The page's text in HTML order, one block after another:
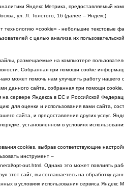
Яндекс Метрика, предоставляемый
ул. Л. Толстого, 16 (далее – Яндекс)
технологию «cookie» - небольшие текстовые
с целью анализа их пользовательской
размещаемые на компьютере
Собранная при помощи cookie
может помочь нам улучшить работу нашего
данного сайта, собранная при помощи cookie,
на сервере Яндекса в ЕС и Российской
для оценки и использования вами сайта,
сайта, и предоставления других услуг.
установленном в условиях
cookies, выбрав соответствующие
инструмент –
opt-out.html. Однако это может повлиять
этот сайт, вы соглашаетесь на обработку
в условиях использования сервиса Яндекс